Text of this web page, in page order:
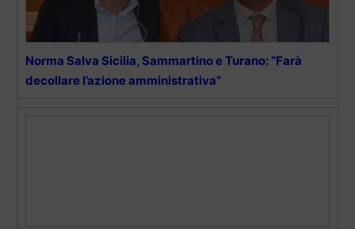
Norma Salva Sicilia, Sammartino e Turano: “Farà
decollare l’azione amministrativa”